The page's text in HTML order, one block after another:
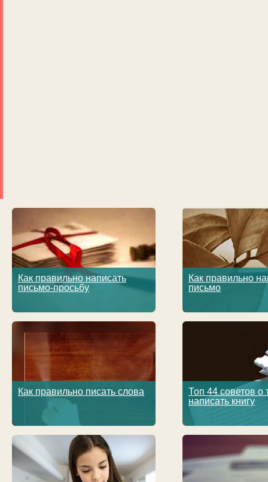
Как правильно написать
письмо-просьбу
Как правильно
письмо
Как правильно писать слова
Топ 44 советов о
написать книгу